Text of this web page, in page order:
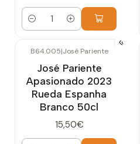
Quantidade
B64.005|José Pariente
José Pariente
Apasionado 2023
Rueda Espanha
Branco 50cl
15,50€